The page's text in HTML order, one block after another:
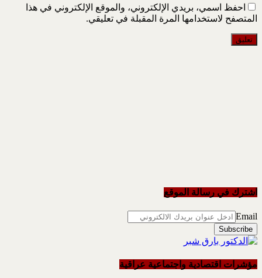
احفظ اسمي، بريدي الإلكتروني، والموقع الإلكتروني في هذا
المتصفح لاستخدامها المرة المقبلة في تعليقي.
اشترك في رسالة الموقع
Email
مؤشرات اقتصادية واجتماعية عراقية